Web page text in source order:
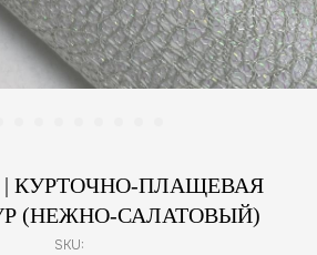
| КУРТОЧНО-ПЛАЩЕВАЯ
(НЕЖНО-САЛАТОВЫЙ)
SKU: